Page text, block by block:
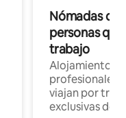
Nómadas
personas
trabajo
Alojamientos
profesionales
viajan por
exclusivas de